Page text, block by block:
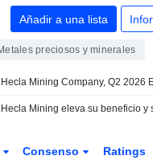
Añadir a una lista
preciosos y minerales
Consenso Ratings